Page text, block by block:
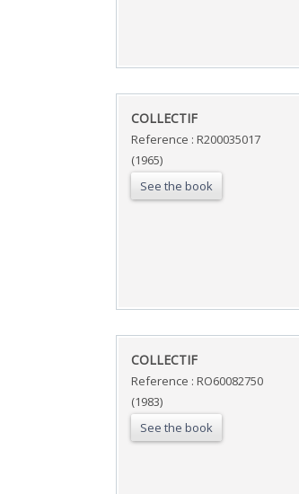
‎COLLECTIF‎
Reference : R200035017
(1965)
See the book
‎COLLECTIF‎
Reference : RO60082750
(1983)
See the book